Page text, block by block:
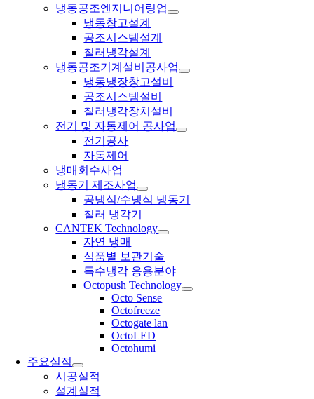
냉동공조엔지니어링업
냉동창고설계
공조시스템설계
칠러냉각설계
냉동공조기계설비공사업
냉동냉장창고설비
공조시스템설비
칠러냉각장치설비
전기 및 자동제어 공사업
전기공사
자동제어
냉매회수사업
냉동기 제조사업
공냉식/수냉식 냉동기
칠러 냉각기
CANTEK Technology
자연 냉매
식품별 보관기술
특수냉각 응용분야
Octopush Technology
Octo Sense
Octofreeze
Octogate lan
OctoLED
Octohumi
주요실적
시공실적
설계실적